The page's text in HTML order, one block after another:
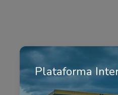
Plataforma